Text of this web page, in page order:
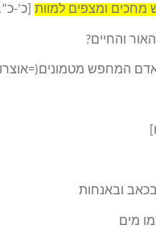
ומצפים למוות [כ’-
והחיים?
המחפש
ובאנחות
מים